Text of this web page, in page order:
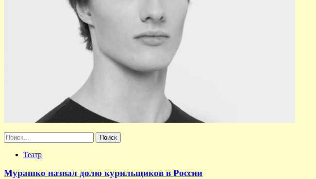
Найти:
Театр
Мурашко назвал долю курильщиков в России